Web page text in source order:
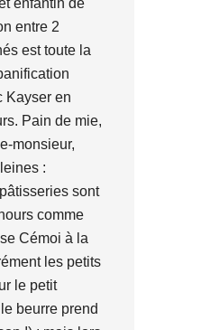
enfantin de
entre 2
est toute la
Kayser en
Pain de mie,
monsieur,
:
sont
comme
Cémoi à la
les petits
le petit
beurre prend